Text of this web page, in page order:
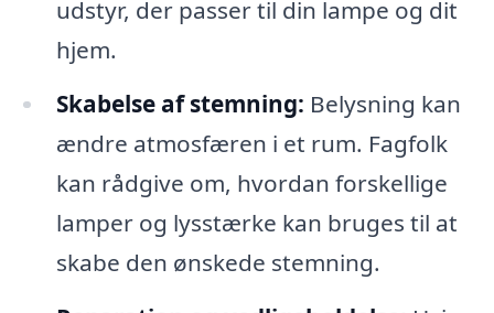
udstyr, der passer til din lampe og dit
hjem.
Skabelse af stemning: Belysning kan
ændre atmosfæren i et rum. Fagfolk
kan rådgive om, hvordan forskellige
lamper og lysstærke kan bruges til at
skabe den ønskede stemning.